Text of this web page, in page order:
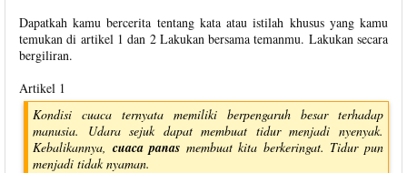
Dapatkah kamu bercerita tentang kata atau istilah khusus yang kamu
temukan di artikel 1 dan 2 Lakukan bersama temanmu. Lakukan secara
bergiliran.
Artikel 1
Kondisi cuaca ternyata memiliki berpengaruh besar terhadap
manusia. Udara sejuk dapat membuat tidur menjadi nyenyak.
Kebalikannya, cuaca panas membuat kita berkeringat. Tidur pun
menjadi tidak nyaman.